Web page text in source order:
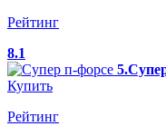
Рейтинг
8.1
Купить
Рейтинг